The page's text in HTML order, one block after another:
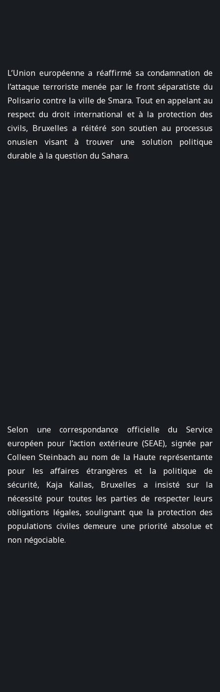
L’Union européenne a réaffirmé sa condamnation de
l’attaque terroriste menée par le front séparatiste du
Polisario contre la ville de Smara. Tout en appelant au
respect du droit international et à la protection des
civils, Bruxelles a réitéré son soutien au processus
onusien visant à trouver une solution politique
durable à la question du Sahara.
Selon une correspondance officielle du Service
européen pour l’action extérieure (SEAE), signée par
Colleen Steinbach au nom de la Haute représentante
pour les affaires étrangères et la politique de
sécurité, Kaja Kallas, Bruxelles a insisté sur la
nécessité pour toutes les parties de respecter leurs
obligations légales, soulignant que la protection des
populations civiles demeure une priorité absolue et
non négociable.